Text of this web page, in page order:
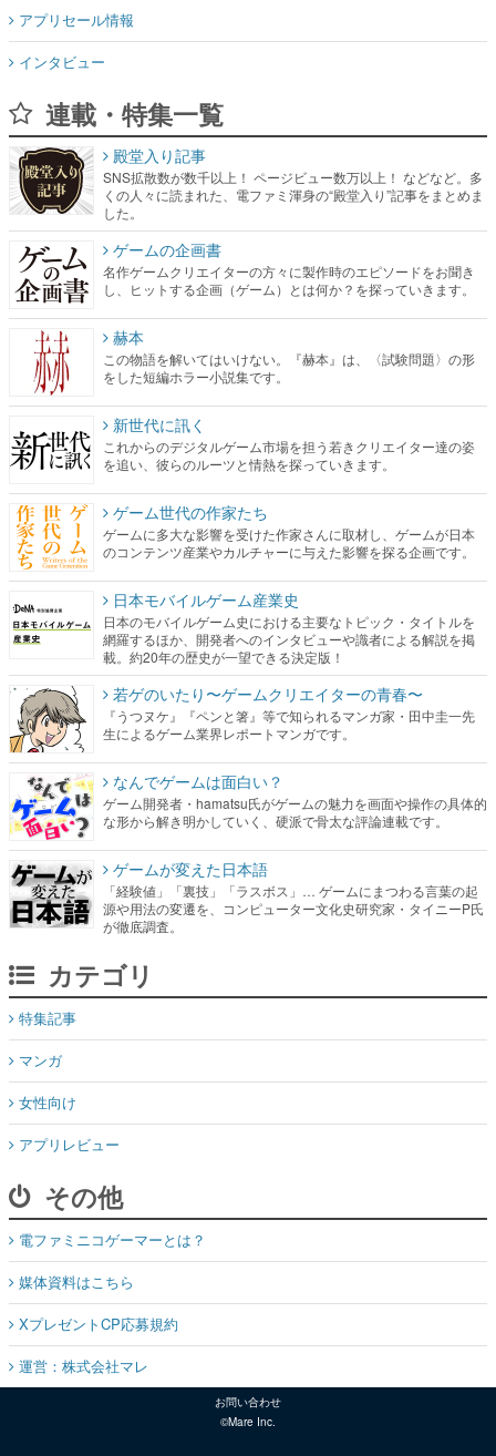
アプリセール情報
インタビュー
連載・特集一覧
殿堂入り記事
SNS拡散数が数千以上！ ページビュー数万以上！ などなど。多
くの人々に読まれた、電ファミ渾身の“殿堂入り”記事をまとめま
した。
ゲームの企画書
名作ゲームクリエイターの方々に製作時のエピソードをお聞き
し、ヒットする企画（ゲーム）とは何か？を探っていきます。
赫本
この物語を解いてはいけない。『赫本』は、〈試験問題〉の形
をした短編ホラー小説集です。
新世代に訊く
これからのデジタルゲーム市場を担う若きクリエイター達の姿
を追い、彼らのルーツと情熱を探っていきます。
ゲーム世代の作家たち
ゲームに多大な影響を受けた作家さんに取材し、ゲームが日本
のコンテンツ産業やカルチャーに与えた影響を探る企画です。
日本モバイルゲーム産業史
日本のモバイルゲーム史における主要なトピック・タイトルを
網羅するほか、開発者へのインタビューや識者による解説を掲
載。約20年の歴史が一望できる決定版！
若ゲのいたり〜ゲームクリエイターの青春〜
『うつヌケ』『ペンと箸』等で知られるマンガ家・田中圭一先
生によるゲーム業界レポートマンガです。
なんでゲームは面白い？
ゲーム開発者・hamatsu氏がゲームの魅力を画面や操作の具体的
な形から解き明かしていく、硬派で骨太な評論連載です。
ゲームが変えた日本語
「経験値」「裏技」「ラスボス」… ゲームにまつわる言葉の起
源や用法の変遷を、コンピューター文化史研究家・タイニーP氏
が徹底調査。
カテゴリ
特集記事
マンガ
女性向け
アプリレビュー
その他
電ファミニコゲーマーとは？
媒体資料はこちら
XプレゼントCP応募規約
運営：株式会社マレ
お問い合わせ
©Mare Inc.